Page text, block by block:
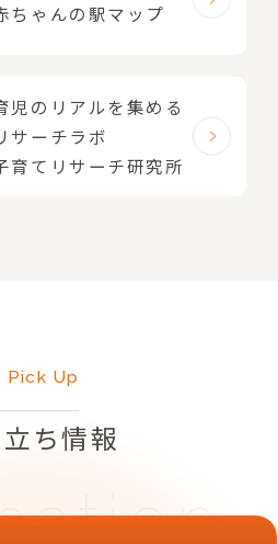
ちゃんの駅マップ
児のリアルを集める
サーチラボ
育てリサーチ研究所
Pick Up
ち情報